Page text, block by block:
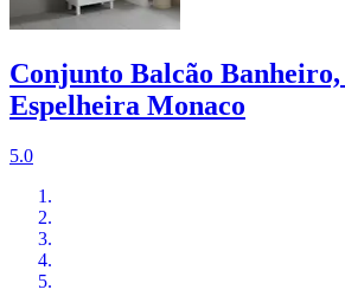
Conjunto Balcão Banheiro,
Espelheira Monaco
5.0